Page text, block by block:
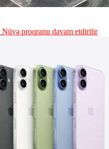
Nüvə proqramı davam etdirilir